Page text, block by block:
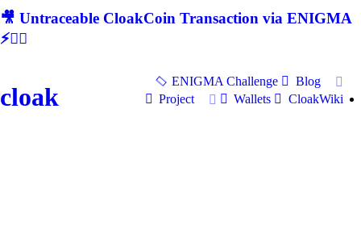
🎥 Untraceable CloakCoin Transaction via ENIGMA
⚡🕵‍♂
cloak
ENIGMA Challenge
Blog
Project
Wallets CloakWiki